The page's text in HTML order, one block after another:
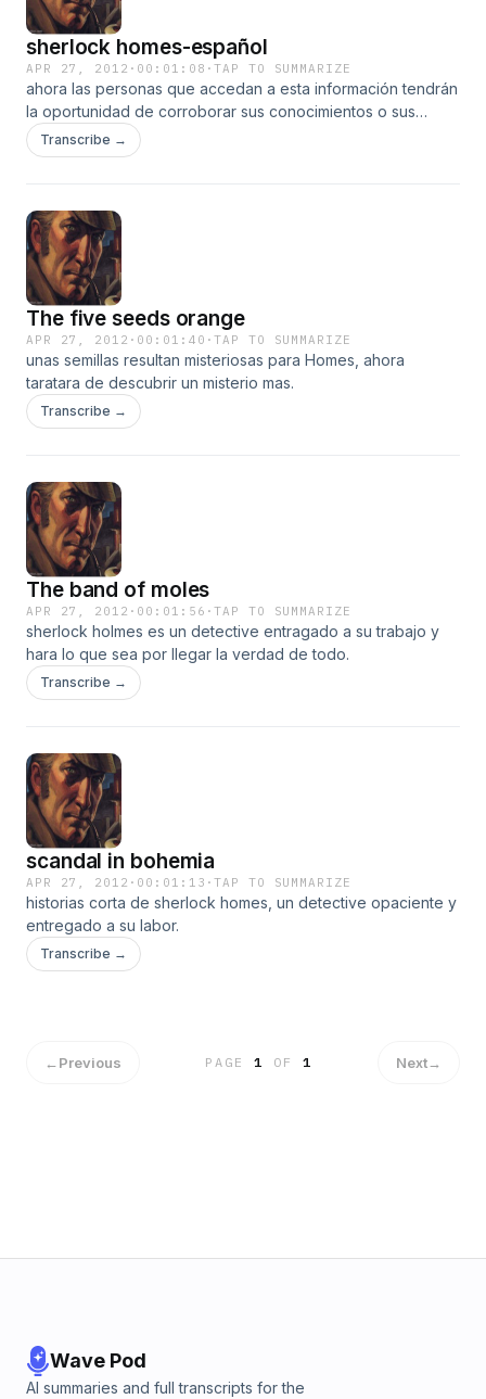
sherlock homes-español
APR 27, 2012 · 00:01:08 ·TAP TO SUMMARIZE
ahora las personas que accedan a esta información tendrán
la oportunidad de corroborar sus conocimientos o sus
posibles hipótesis planteadas a l escuchar el audio en
ingles
Transcribe →
The five seeds orange
APR 27, 2012 · 00:01:40 ·TAP TO SUMMARIZE
unas semillas resultan misteriosas para Homes, ahora
taratara de descubrir un misterio mas.
Transcribe →
The band of moles
APR 27, 2012 · 00:01:56 ·TAP TO SUMMARIZE
sherlock holmes es un detective entragado a su trabajo y
hara lo que sea por llegar la verdad de todo.
Transcribe →
scandal in bohemia
APR 27, 2012 · 00:01:13 ·TAP TO SUMMARIZE
historias corta de sherlock homes, un detective opaciente y
entregado a su labor.
Transcribe →
←Previous PAGE1 OF 1 Next→
Wave Pod
AI summaries and full transcripts for the